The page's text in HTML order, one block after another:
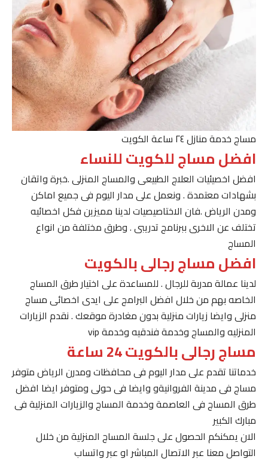
مساج خدمة منازل ٢٤ ساعة الكويت
افضل مساج للكويت للنساء
افضل اخصيئيات العلاج الطبيعى والمساج المنزلى .خبرة واتقان
بشهادات معتمدة . ونعمل على مدار اليوم فى جميع اماكن
ومدن الرياض .فان الاختاصيصيات لدينا مميزين فكل اخصائيه
تختلف عن الاخرى ببرنامج تدريبى . وطرق مختلفة من انواع
المساج
افضل مساج رجالى بالكويت
لدينا عمالة مدربة للرجال . للمساعدة على اختيار طرق المساج
الخاصه بهم من خلال افضل البرامج على ايدى اخصائى مساج
منزلى وايضا زيارات منزلية بدون مغادرة موقعك . نقدم الزيارات
المنزليه والمساج وخدمة فندقيه وخدمة vip
مساج رجالى بالكويت 24 ساعة
خدماتنا تقدم على مدار اليوم فى محافظات ومدرن الرياض متوفر
مساج فى مدينة الفروانيةو وايضا فى حولى ومتوفر ايضا افضل
طرق المساج فى العاصمة وخدمة المساج والزيارات المنزلية فى
مبارك الكبير
الان يمكنكم الحصول على جلسة المساج المنزلية من خلال
التواصل معنا عبر الاتصال المباشر او عبر واتساب